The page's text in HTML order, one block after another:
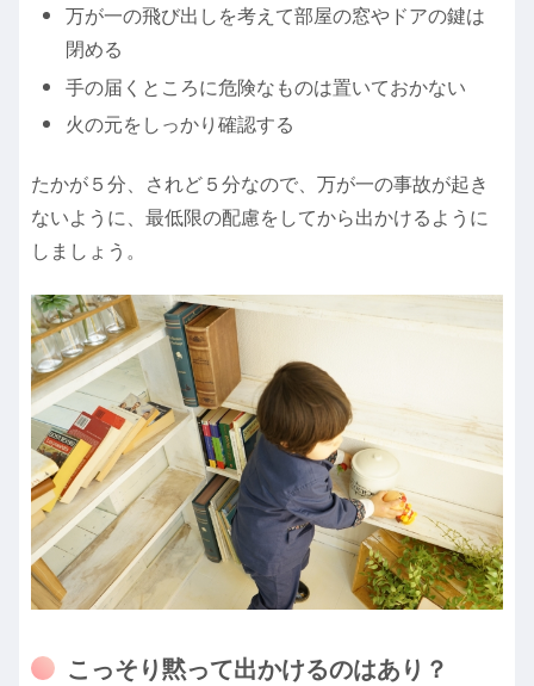
万が一の飛び出しを考えて部屋の窓やドアの鍵は
閉める
手の届くところに危険なものは置いておかない
火の元をしっかり確認する
たかが５分、されど５分なので、万が一の事故が起き
ないように、最低限の配慮をしてから出かけるように
しましょう。
こっそり黙って出かけるのはあり？